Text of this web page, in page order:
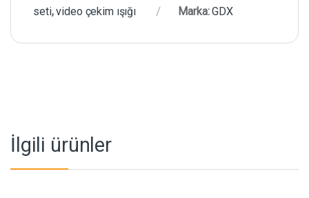
seti,video çekim ışığı Marka:GDX
İlgili ürünler